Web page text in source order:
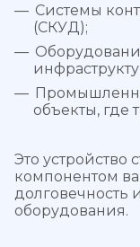
Системы
(СКУД);
объекты, где
Это устройство
компонентом
долговечность
оборудования.